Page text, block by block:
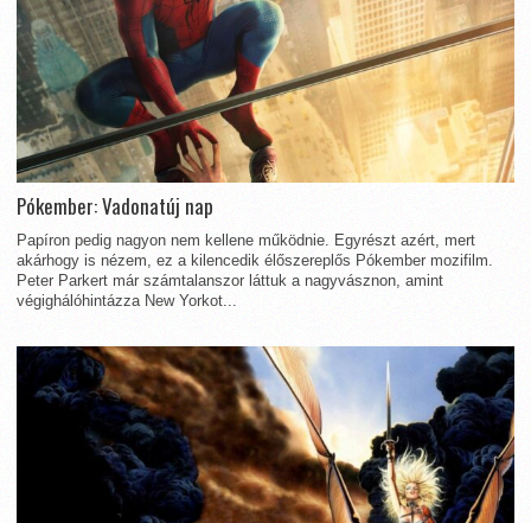
Pókember: Vadonatúj nap
Papíron pedig nagyon nem kellene működnie. Egyrészt azért, mert
akárhogy is nézem, ez a kilencedik élőszereplős Pókember mozifilm.
Peter Parkert már számtalanszor láttuk a nagyvásznon, amint
végighálóhintázza New Yorkot...